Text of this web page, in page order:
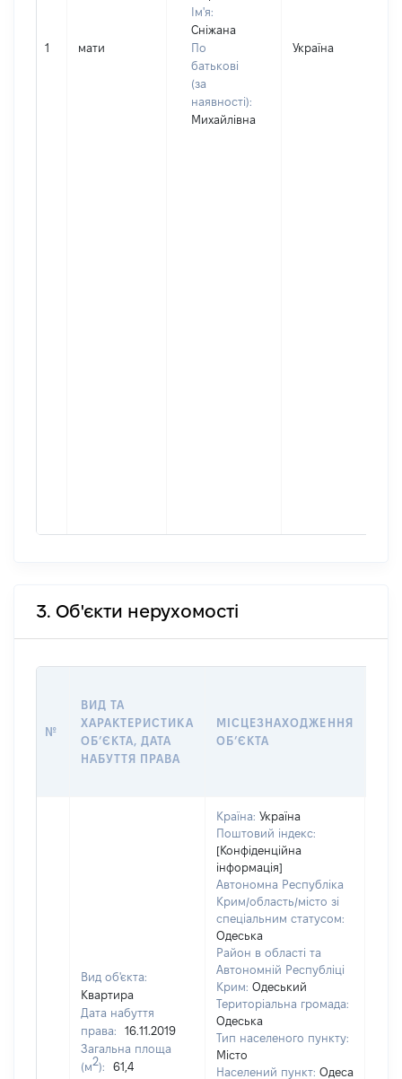
1 мати
Ім'я:
Сніжана
По
батькові
(за
наявності):
Михайлівна
Україна
3. Об'єкти нерухомості
№
ВИД ТА
ХАРАКТЕРИСТИКА
ОБʼЄКТА, ДАТА
НАБУТТЯ ПРАВА
МІСЦЕЗНАХОДЖЕННЯ
ОБʼЄКТА
Вид об'єкта:
Квартира
Дата набуття
права:
16.11.2019
Загальна площа
(м2):
61,4
Країна: Україна
Поштовий індекс:
[Конфіденційна
інформація]
Автономна Республіка
Крим/область/місто зі
спеціальним статусом:
Одеська
Район в області та
Автономній Республіці
Крим: Одеський
Територіальна громада:
Одеська
Тип населеного пункту:
Місто
Населений пункт: Одеса